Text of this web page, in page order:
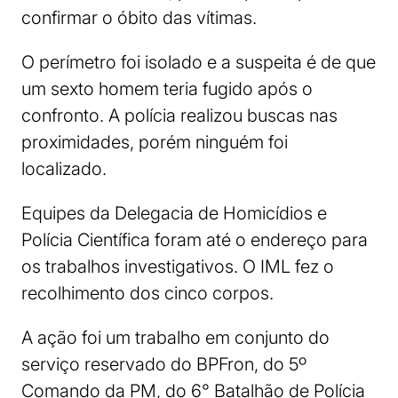
confirmar o óbito das vítimas.
O perímetro foi isolado e a suspeita é de que
um sexto homem teria fugido após o
confronto. A polícia realizou buscas nas
proximidades, porém ninguém foi
localizado.
Equipes da Delegacia de Homicídios e
Polícia Científica foram até o endereço para
os trabalhos investigativos. O IML fez o
recolhimento dos cinco corpos.
A ação foi um trabalho em conjunto do
serviço reservado do BPFron, do 5º
Comando da PM, do 6° Batalhão de Polícia